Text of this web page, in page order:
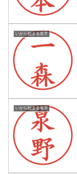
いから始まる名字
いから始まる名字